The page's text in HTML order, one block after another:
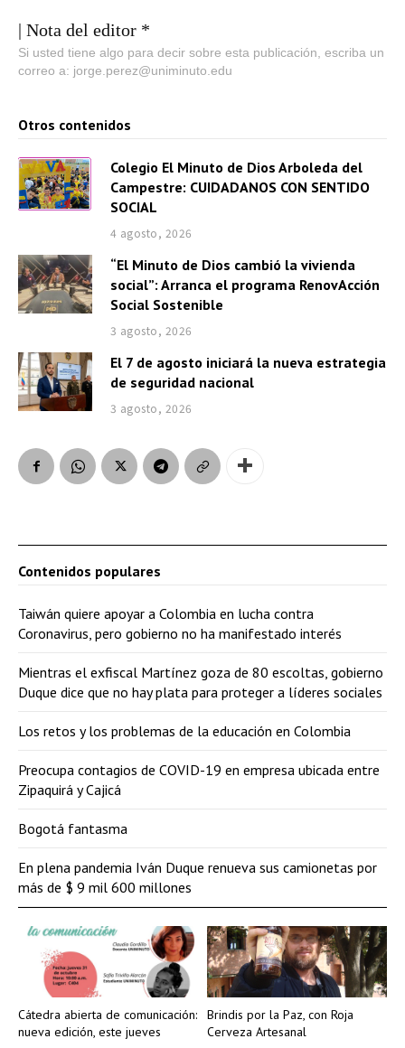
u
c
t
r
d
e
a
d
i
o
| Nota del editor *
Si usted tiene algo para decir sobre esta publicación, escriba un
correo a: jorge.perez@uniminuto.edu
Otros contenidos
Colegio El Minuto de Dios Arboleda del
Campestre: CUIDADANOS CON SENTIDO
SOCIAL
4 agosto, 2026
“El Minuto de Dios cambió la vivienda
social”: Arranca el programa RenovAcción
Social Sostenible
3 agosto, 2026
El 7 de agosto iniciará la nueva estrategia
de seguridad nacional
3 agosto, 2026
Cátedra abierta de comunicación:
nueva edición, este jueves
Brindis por la Paz, con Roja
Cerveza Artesanal
Contenidos populares
Taiwán quiere apoyar a Colombia en lucha contra
Coronavirus, pero gobierno no ha manifestado interés
Mientras el exfiscal Martínez goza de 80 escoltas, gobierno
Duque dice que no hay plata para proteger a líderes sociales
Los retos y los problemas de la educación en Colombia
Preocupa contagios de COVID-19 en empresa ubicada entre
Zipaquirá y Cajicá
Bogotá fantasma
En plena pandemia Iván Duque renueva sus camionetas por
más de $ 9 mil 600 millones